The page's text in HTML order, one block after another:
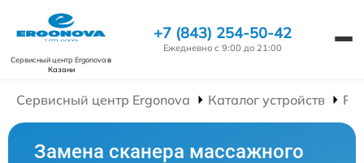
Сервисный центр Ergonovaв
Казани
+7 (843) 254-50-42
Ежедневно с 9:00 до 21:00
Сервисный центр Ergonova Каталог устройств
Замена сканера массажного